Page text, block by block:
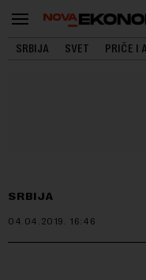
SRBIJA SVET PRIČE I
SRBIJA
04.04.2019. 16:46